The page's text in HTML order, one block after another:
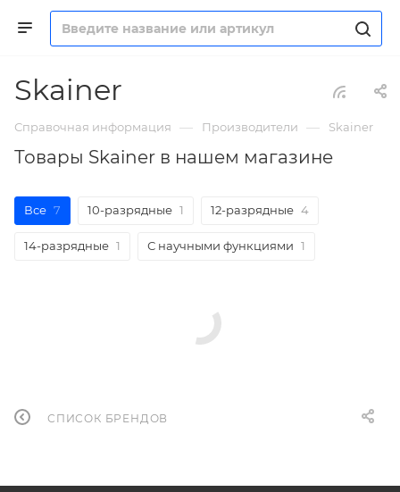
Skainer
Справочная информация — Производители — Skainer
Товары Skainer в нашем магазине
Все 7 10-разрядные 1 12-разрядные 4
14-разрядные 1 С научными функциями 1
СПИСОК БРЕНДОВ